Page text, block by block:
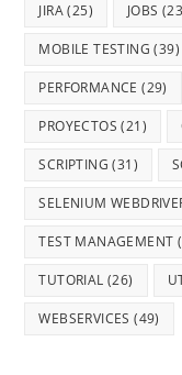
JIRA(25) JOBS
MOBILE TESTING (39)
PERFORMANCE (29)
PROYECTOS (21)
SCRIPTING (31)
SELENIUM
TEST MANAGEMENT
TUTORIAL (26)
WEBSERVICES (49)